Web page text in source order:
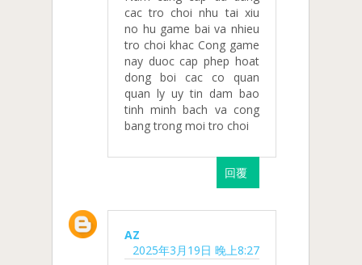
cac tro choi nhu tai xiu
no hu game bai va nhieu
tro choi khac Cong game
nay duoc cap phep hoat
dong boi cac co quan
quan ly uy tin dam bao
tinh minh bach va cong
bang trong moi tro choi
回覆
AZ
2025年3月19日 晚上8:27